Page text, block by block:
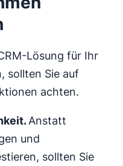
Lösung für Ihr
sollten Sie auf
achten.
.Anstatt
und
sollten Sie